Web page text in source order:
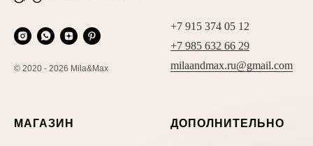
© 2020 - 2026 Mila&Max
+7 915 374 05 12
+7 985 632 66 29
milaandmax.ru@gmail.com
МАГАЗИН ДОПОЛНИТЕЛЬНО